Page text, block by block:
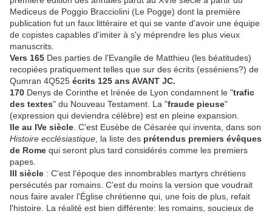
Mediceus de Poggio Bracciolini (Le Pogge) dont la première
publication fut un faux littéraire et qui se vante d'avoir une équipe
de copistes capables d'imiter à s'y méprendre les plus vieux
manuscrits.
Vers 165 Des parties de l'Evangile de Matthieu (les béatitudes)
recopiées pratiquement telles que sur des écrits (esséniens?) de
Qumran 4Q525 écrits 125 ans AVANT JC.
170 Denys de Corinthe et Irénée de Lyon condamnent le "trafic
des textes" du Nouveau Testament. La "fraude pieuse"
(expression qui deviendra célèbre) est en pleine expansion.
IIe au IVe siècle . C'est Eusèbe de Césarée qui inventa, dans son
Histoire ecclésiastique , la liste des prétendus premiers évêques
de Rome qui seront plus tard considérés comme les premiers
papes.
III siècle : C'est l'époque des innombrables martyrs chrétiens
persécutés par romains. C'est du moins la version que voudrait
nous faire avaler l'Église chrétienne qui, une fois de plus, refait
l'histoire. La réalité est bien différente: les romains, soucieux de